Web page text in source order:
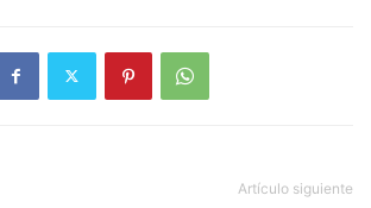
Artículo siguiente